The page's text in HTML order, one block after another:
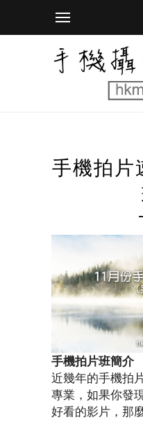
手機拍片
手機拍片班簡介
近幾年的手機拍
專業，如果你發
好看的影片，那